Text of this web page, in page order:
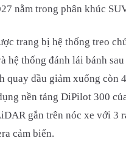
nằm trong phân khúc
trang bị hệ thống treo
hệ thống đánh lái bánh
quay đầu giảm xuống còn
nền tảng DiPilot 300
gắn trên nóc xe với 3
cảm biến.